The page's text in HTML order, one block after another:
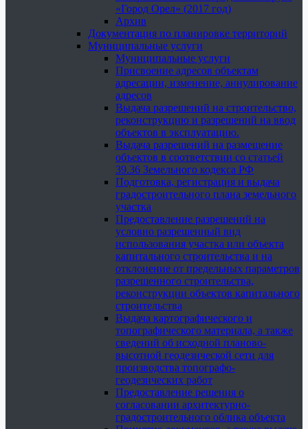
«Город Орел» (2017 год)
Архив
Документация по планировке территорий
Муниципальные услуги
Муниципальные услуги
Присвоение адресов объектам
адресации, изменение, аннулирование
адресов
Выдача разрешений на строительство,
реконструкцию и разрешений на ввод
объектов в эксплуатацию.
Выдача разрешений на размещение
объектов в соответствии со статьей
39.36 Земельного кодекса РФ
Подготовка, регистрация и выдача
градостроительного плана земельного
участка
Предоставление разрешений на
условно разрешенный вид
использования участка или объекта
капитального строительства и на
отклонение от предельных параметров
разрешенного строительства,
реконструкции объектов капитального
строительства
Выдача картографического и
топографического материала, а также
сведений об исходной планово-
высотной геодезической сети для
производства топографо-
геодезических работ
Предоставление решения о
согласовании архитектурно-
градостроительного облика объекта